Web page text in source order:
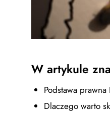
W artykule
Podstawa
Dlaczego warto